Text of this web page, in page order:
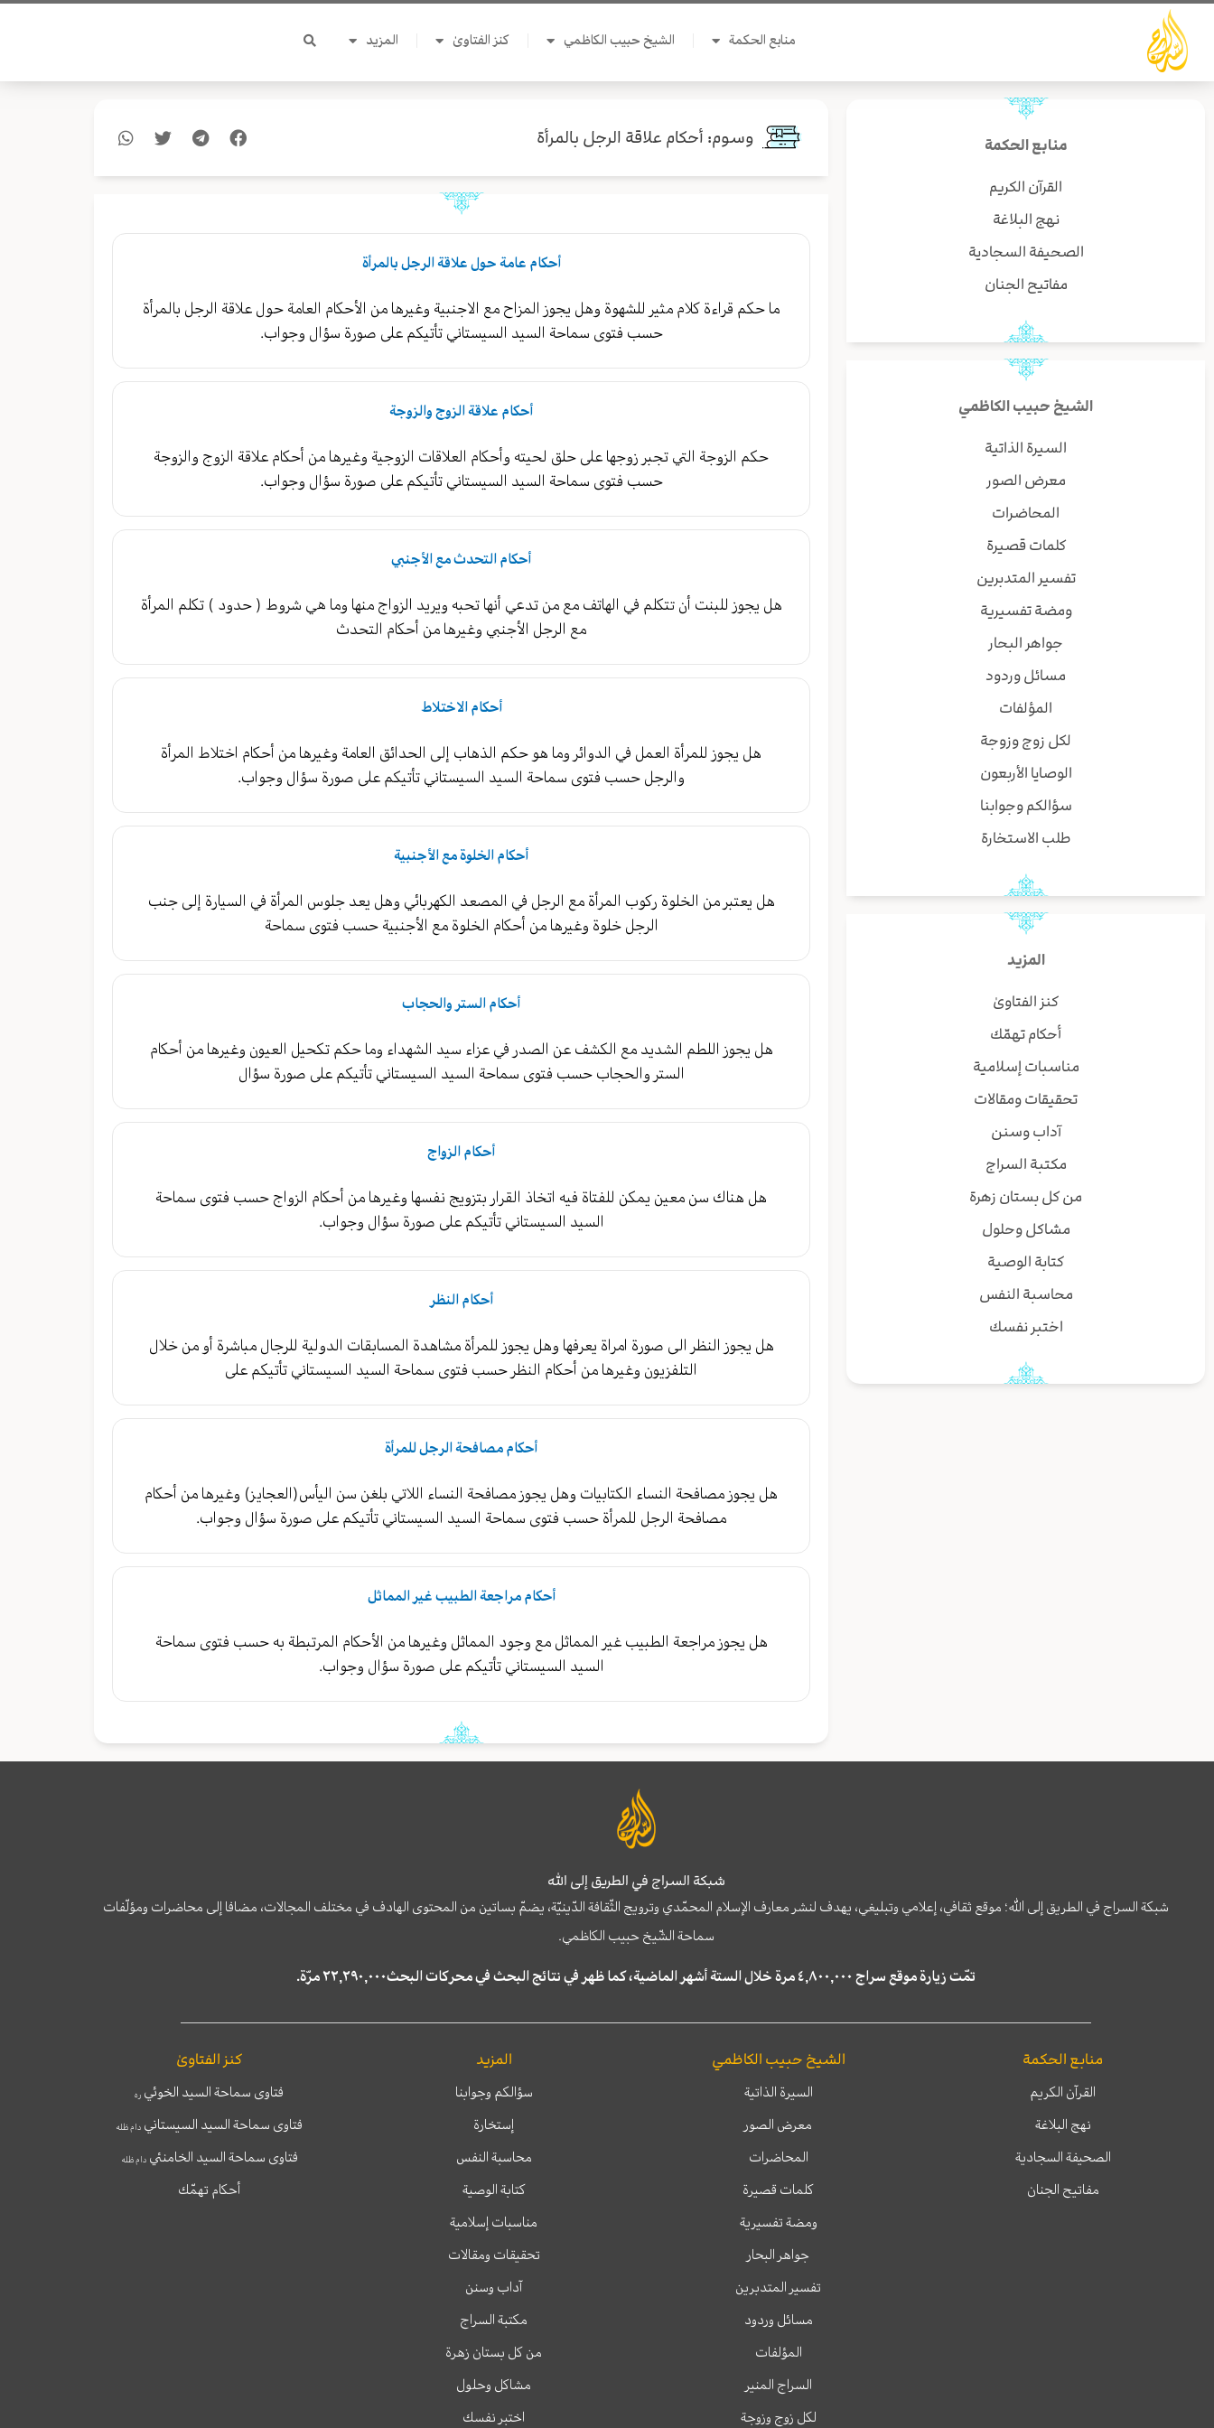
تخطي
المحتوى
منابع الحكمة الشيخ حبيب الكاظمي كنز الفتاوىٰ المزيد
منابع الحكمة
القرآن الكريم
نهج البلاغة
الصحيفة السجادية
مفاتيح الجنان
الشيخ حبيب الكاظمي
السيرة الذاتية
معرض الصور
المحاضرات
كلمات قصيرة
تفسير المتدبرين
ومضة تفسيرية
جواهر البحار
مسائل وردود
المؤلفات
لكل زوج وزوجة
الوصايا الأربعون
سؤالكم وجوابنا
طلب الاستخارة
المزيد
كنز الفتاوىٰ
أحكام تهمّك
مناسبات إسلامية
تحقيقات ومقالات
آداب وسنن
مكتبة السراج
من كل بستان زهرة
مشاكل وحلول
كتابة الوصية
محاسبة النفس
اختبر نفسك
وسوم: أحكام علاقة الرجل بالمرأة
أحكام عامة حول علاقة الرجل بالمرأة
ما حكم قراءة كلام مثير للشهوة وهل يجوز المزاح مع الاجنبية وغيرها من الأحكام العامة حول علاقة الرجل بالمرأة
حسب فتوى سماحة السيد السيستاني تأتيكم على صورة سؤال وجواب.
أحكام علاقة الزوج والزوجة
حكم الزوجة التي تجبر زوجها على حلق لحيته وأحكام العلاقات الزوجية وغيرها من أحكام علاقة الزوج والزوجة
حسب فتوى سماحة السيد السيستاني تأتيكم على صورة سؤال وجواب.
أحكام التحدث مع الأجنبي
هل يجوز للبنت أن تتكلم في الهاتف مع من تدعي أنها تحبه ويريد الزواج منها وما هي شروط ( حدود ) تكلم المرأة
مع الرجل الأجنبي وغيرها من أحكام التحدث
أحكام الاختلاط
هل يجوز للمرأة العمل في الدوائر وما هو حكم الذهاب إلى الحدائق العامة وغيرها من أحكام اختلاط المرأة
والرجل حسب فتوى سماحة السيد السيستاني تأتيكم على صورة سؤال وجواب.
أحكام الخلوة مع الأجنبية
هل يعتبر من الخلوة ركوب المرأة مع الرجل في المصعد الكهربائي وهل يعد جلوس المرأة في السيارة إلى جنب
الرجل خلوة وغيرها من أحكام الخلوة مع الأجنبية حسب فتوى سماحة
أحكام الستر والحجاب
هل يجوز اللطم الشديد مع الكشف عن الصدر في عزاء سيد الشهداء وما حكم تكحيل العيون وغيرها من أحكام
الستر والحجاب حسب فتوى سماحة السيد السيستاني تأتيكم على صورة سؤال
أحكام الزواج
هل هناك سن معين يمكن للفتاة فيه اتخاذ القرار بتزويج نفسها وغيرها من أحكام الزواج حسب فتوى سماحة
السيد السيستاني تأتيكم على صورة سؤال وجواب.
أحكام النظر
هل يجوز النظر الى صورة امراة يعرفها وهل يجوز للمرأة مشاهدة المسابقات الدولية للرجال مباشرة أو من خلال
التلفزيون وغيرها من أحكام النظر حسب فتوى سماحة السيد السيستاني تأتيكم على
أحكام مصافحة الرجل للمرأة
هل يجوز مصافحة النساء الكتابيات وهل يجوز مصافحة النساء اللاتي بلغن سن اليأس(العجايز) وغيرها من أحكام
مصافحة الرجل للمرأة حسب فتوى سماحة السيد السيستاني تأتيكم على صورة سؤال وجواب.
أحكام مراجعة الطبيب غير المماثل
هل يجوز مراجعة الطبيب غير المماثل مع وجود المماثل وغيرها من الأحكام المرتبطة به حسب فتوى سماحة
السيد السيستاني تأتيكم على صورة سؤال وجواب.
شبكة السراج في الطريق إلى الله
شبكة السراج في الطريق إلى الله؛ موقع ثقافي، إعلامي وتبليغي، يهدف لنشر معارف الإسلام المحمّدي وترويج الثّقافة الدّينيّة، يضمّ بساتين من المحتوى الهادف في مختلف المجالات، مضافا إلى محاضرات ومؤلّفات
سماحة الشّيخ حبيب الكاظمي.
تمّت زيارة موقع سراج ٤,٨٠٠,٠٠٠ مرة خلال الستة أشهر الماضية، كما ظهر في نتائج البحث في محركات البحث٢٢,٢٩٠,٠٠٠ مرّة.
منابع الحكمة
القرآن الكريم
نهج البلاغة
الصحيفة السجادية
مفاتيح الجنان
الشيخ حبيب الكاظمي
السيرة الذاتية
معرض الصور
المحاضرات
كلمات قصيرة
ومضة تفسيرية
جواهر البحار
تفسير المتدبرين
مسائل وردود
المؤلفات
السراج المنير
لكل زوج وزوجة
المزيد
سؤالكم وجوابنا
إستخارة
محاسبة النفس
كتابة الوصية
مناسبات إسلامية
تحقيقات ومقالات
آداب وسنن
مكتبة السراج
من كل بستان زهرة
مشاكل وحلول
اختبر نفسك
كنز الفتاوىٰ
فتاوى سماحة السيد الخوئي ره
فتاوى سماحة السيد السيستاني دام ظله
فتاوى سماحة السيد الخامنئيدام ظله
أحكام تهمّك